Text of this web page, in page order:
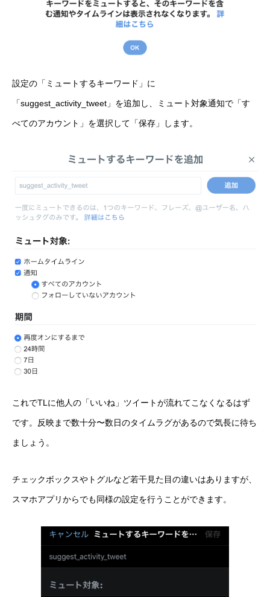
設定の「ミュートするキーワード」に
「suggest_activity_tweet」を追加し、ミュート対象通知で「す
べてのアカウント」を選択して「保存」します。
これでTLに他人の「いいね」ツイートが流れてこなくなるはず
です。反映まで数十分〜数日のタイムラグがあるので気長に待ち
ましょう。
チェックボックスやトグルなど若干見た目の違いはありますが、
スマホアプリからでも同様の設定を行うことができます。